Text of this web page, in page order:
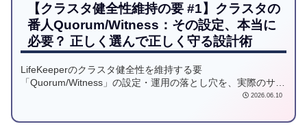
【クラスタ健全性維持の要 #1】クラスタの
番人Quorum/Witness：その設定、本当に
必要？ 正しく選んで正しく守る設計術
LifeKeeperのクラスタ健全性を維持する要
「Quorum/Witness」の設定・運用の落とし穴を、実際のサポ
ム作成は不要」といったデバイス準備の勘所、Witnessサーバ
2026.06.10